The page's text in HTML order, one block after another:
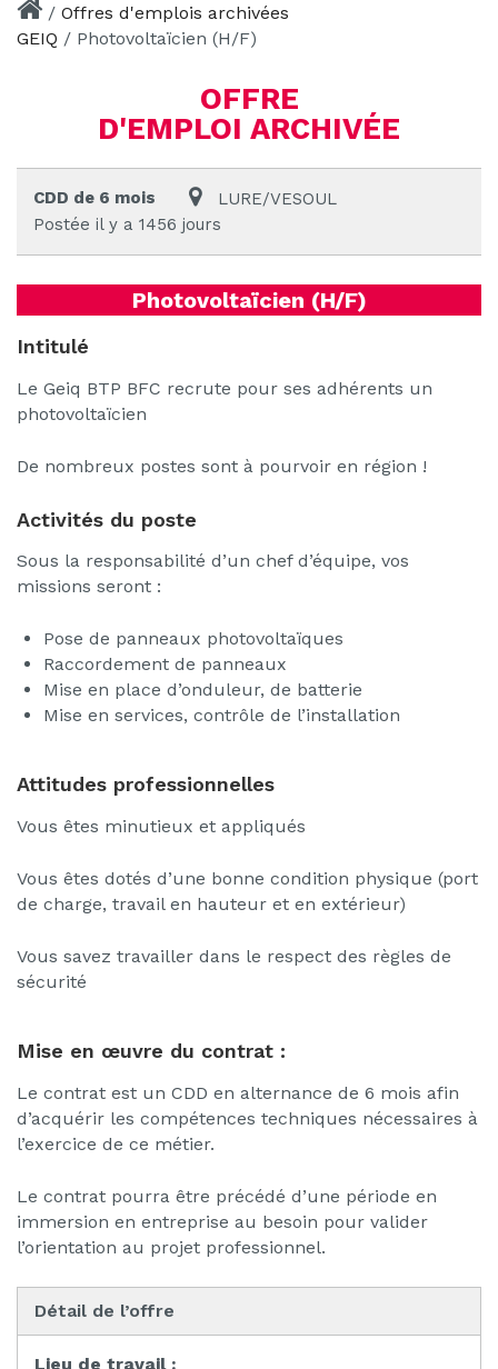
/ Offres d'emplois archivées
GEIQ / Photovoltaïcien (H/F)
OFFRE
D'EMPLOI ARCHIVÉE
CDD de 6 mois
LURE/VESOUL
Postée il y a 1456 jours
Photovoltaïcien (H/F)
Intitulé
Le Geiq BTP BFC recrute pour ses adhérents un
photovoltaïcien
De nombreux postes sont à pourvoir en région !
Activités du poste
Sous la responsabilité d’un chef d’équipe, vos
missions seront :
Pose de panneaux photovoltaïques
Raccordement de panneaux
Mise en place d’onduleur, de batterie
Mise en services, contrôle de l’installation
Attitudes professionnelles
Vous êtes minutieux et appliqués
Vous êtes dotés d’une bonne condition physique (port
de charge, travail en hauteur et en extérieur)
Vous savez travailler dans le respect des règles de
sécurité
Mise en œuvre du contrat :
Le contrat est un CDD en alternance de 6 mois afin
d’acquérir les compétences techniques nécessaires à
l’exercice de ce métier.
Le contrat pourra être précédé d’une période en
immersion en entreprise au besoin pour valider
l’orientation au projet professionnel.
Détail de l’offre
Lieu de travail :